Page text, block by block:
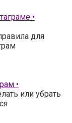
•
для
•
или убрать